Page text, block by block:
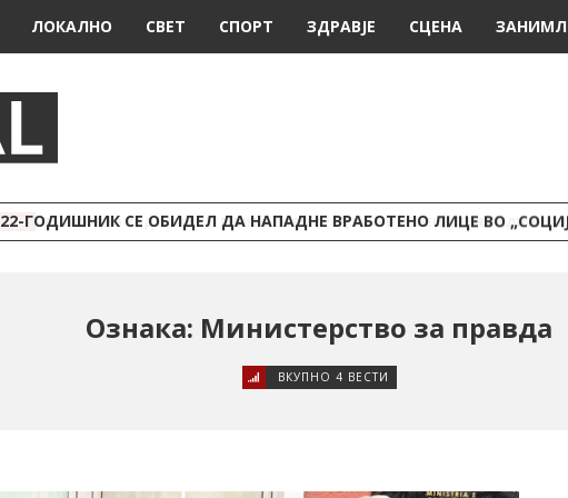
ЛОКАЛНО СВЕТ СПОРТ ЗДРАВЈЕ СЦЕНА
22-ГОДИШНИК СЕ ОБИДЕЛ ДА НАПАДНЕ ВРАБОТЕНО ЛИЦЕ ВО
Ознака: Министерство за правда
ВКУПНО 4 ВЕСТИ